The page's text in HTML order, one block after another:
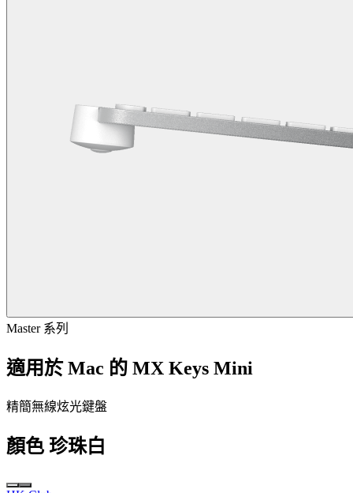
Master 系列
適用於 Mac 的 MX Keys Mini
精簡無線炫光鍵盤
顏色 珍珠白